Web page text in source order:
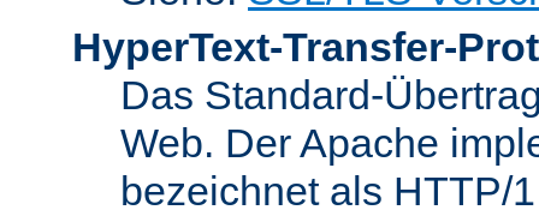
HyperText-Transfer-
Das Standard-
Web. Der Apache
bezeichnet als HTTP/